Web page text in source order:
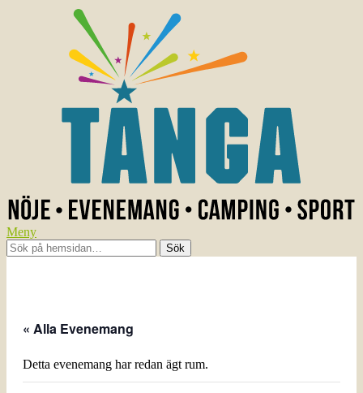
Meny
« Alla Evenemang
Detta evenemang har redan ägt rum.